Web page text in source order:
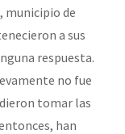
lutas pela
Resistencia y
municipio de
a sus
respuesta.
no fue
tomar las
han